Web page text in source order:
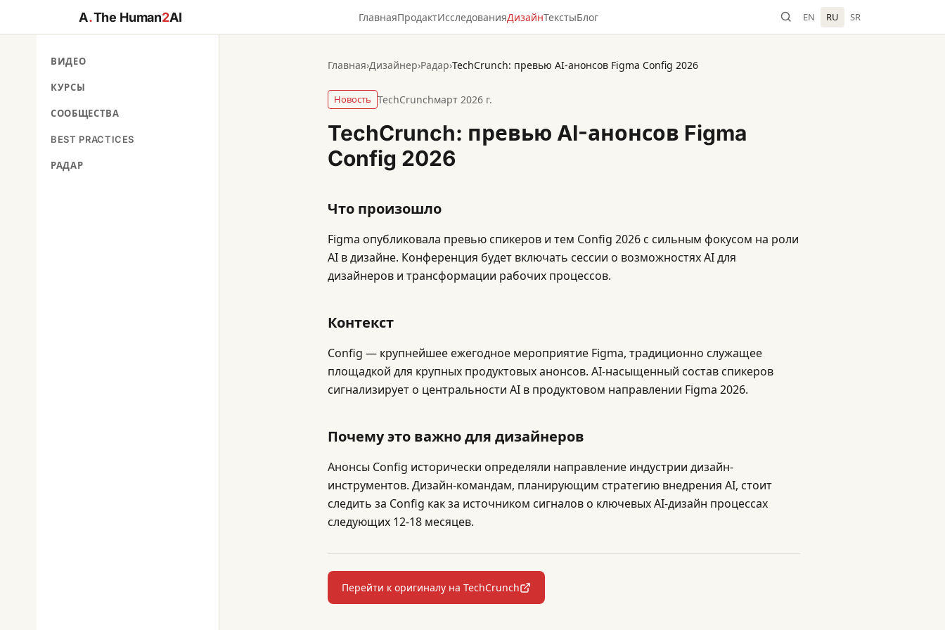
A.The Human2AI ГлавнаяПродактИсследованияДизайнТекстыБлог EN RU SR
ВИДЕО
КУРСЫ
СООБЩЕСТВА
BEST PRACTICES
РАДАР
Главная›Дизайнер›Радар›TechCrunch: превью AI-анонсов Figma Config 2026
Новость TechCrunchмарт 2026 г.
TechCrunch: превью AI-анонсов Figma
Config 2026
Что произошло
Figma опубликовала превью спикеров и тем Config 2026 с сильным фокусом на роли
AI в дизайне. Конференция будет включать сессии о возможностях AI для
дизайнеров и трансформации рабочих процессов.
Контекст
Config — крупнейшее ежегодное мероприятие Figma, традиционно служащее
площадкой для крупных продуктовых анонсов. AI-насыщенный состав спикеров
сигнализирует о центральности AI в продуктовом направлении Figma 2026.
Почему это важно для дизайнеров
Анонсы Config исторически определяли направление индустрии дизайн-
инструментов. Дизайн-командам, планирующим стратегию внедрения AI, стоит
следить за Config как за источником сигналов о ключевых AI-дизайн процессах
следующих 12-18 месяцев.
Перейти к оригиналу на TechCrunch